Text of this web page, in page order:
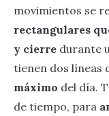
movimientos se
rectangulares
y cierre durante
tienen dos líneas
máximo del día.
de tiempo, para